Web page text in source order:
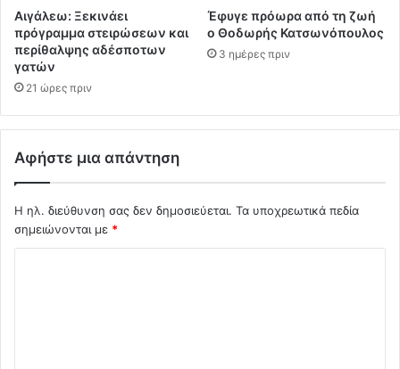
Αιγάλεω: Ξεκινάει
πρόγραμμα στειρώσεων και
περίθαλψης αδέσποτων
γατών
21 ώρες πριν
Έφυγε πρόωρα από τη ζωή
ο Θοδωρής Κατσωνόπουλος
3 ημέρες πριν
Αφήστε μια απάντηση
Η ηλ. διεύθυνση σας δεν δημοσιεύεται. Τα υποχρεωτικά πεδία
σημειώνονται με *